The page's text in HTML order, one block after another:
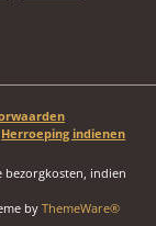
Herroeping indienen
bezorgkosten, indien
by ThemeWare®